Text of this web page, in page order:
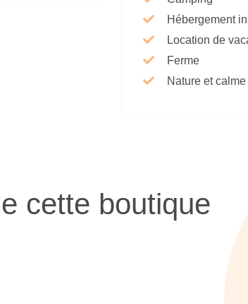
Hébergement
Location de
Ferme
Nature et calme
cette boutique